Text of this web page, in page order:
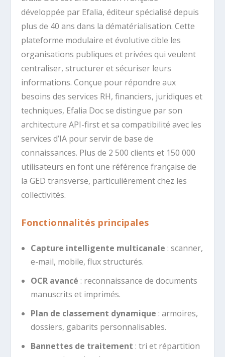
développée par Efalia, éditeur spécialisé depuis
plus de 40 ans dans la dématérialisation. Cette
plateforme modulaire et évolutive cible les
organisations publiques et privées qui veulent
centraliser, structurer et sécuriser leurs
informations. Conçue pour répondre aux
besoins des services RH, financiers, juridiques et
techniques, Efalia Doc se distingue par son
architecture API-first et sa compatibilité avec les
services d’IA pour servir de base de
connaissances. Plus de 2 500 clients et 150 000
utilisateurs en font une référence française de
la GED transverse, particulièrement chez les
collectivités.
Fonctionnalités principales
Capture intelligente multicanale : scanner,
e-mail, mobile, flux structurés.
OCR avancé : reconnaissance de documents
manuscrits et imprimés.
Plan de classement dynamique : armoires,
dossiers, gabarits personnalisables.
Bannettes de traitement : tri et répartition